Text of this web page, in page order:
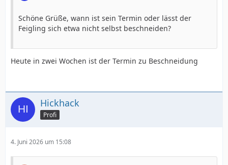
Schöne Grüße, wann ist sein Termin oder lässt der
Feigling sich etwa nicht selbst beschneiden?
Heute in zwei Wochen ist der Termin zu Beschneidung
Hickhack
Profi
4. Juni 2026 um 15:08